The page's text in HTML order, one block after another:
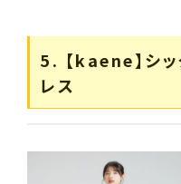
5. 【kaene】シ
レス